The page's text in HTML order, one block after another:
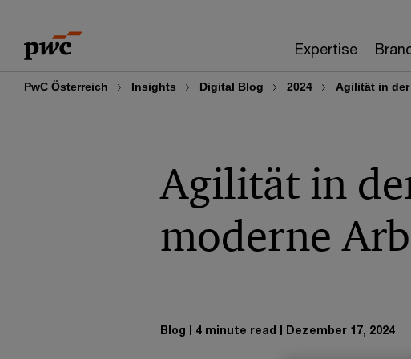
content
footer
Expertise
PwC Österreich Insights Digital Blog 2024 Agilität in der
Agilität in
moderne
Blog 4 minute read Dezember 17, 2024